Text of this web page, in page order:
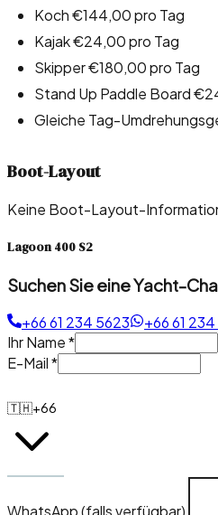
Koch €144,00 pro Tag
Kajak €24,00 pro Tag
Skipper €180,00 pro Tag
Stand Up Paddle Board
Gleiche Tag-
Boot-Layout
Keine Boot-Layout-
Lagoon 400 S2
Suchen Sie eine Yacht-
+66 61 234 5623
+66 61
Ihr Name*
E-Mail*
🇹🇭+66
WhatsApp (falls verfügbar)